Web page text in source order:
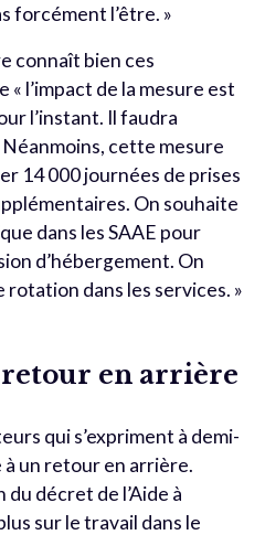
forcément l’être. »
connaît bien ces
l’impact de la mesure est
l’instant. Il faudra
cette mesure
14 000 journées de prises
On souhaite
dans les SAAE pour
d’hébergement. On
rotation dans les services. »
retour en arrière
qui s’expriment à demi-
à un retour en arrière.
décret de l’Aide à
sur le travail dans le